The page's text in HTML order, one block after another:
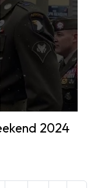
2024